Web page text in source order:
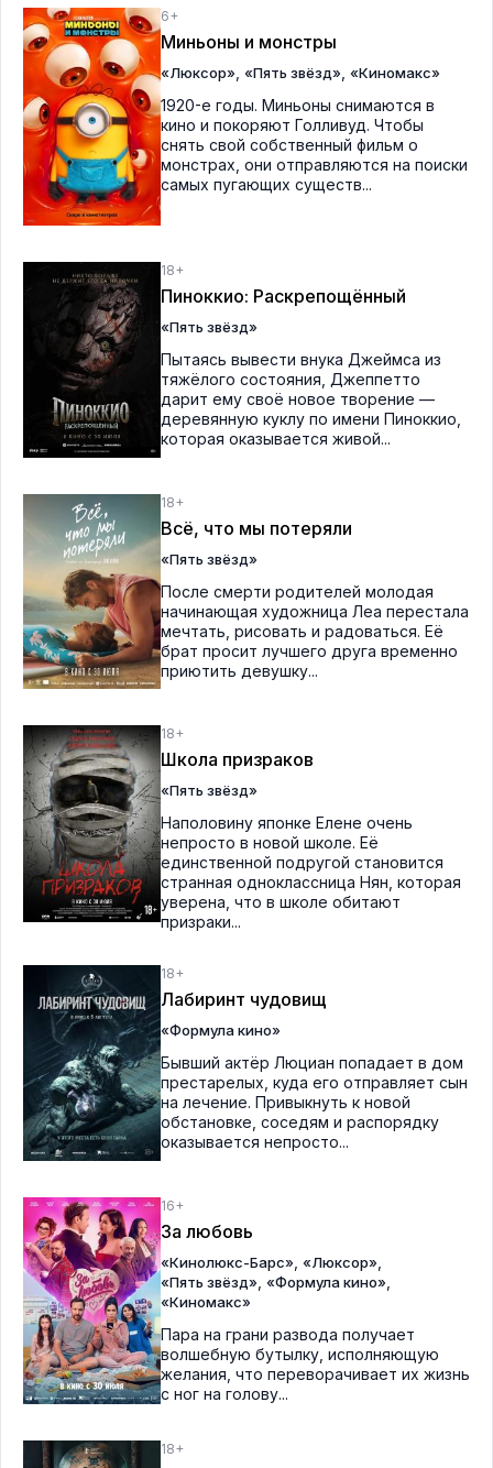
6+
Миньоны и монстры
«Люксор» «Пять звёзд» «Киномакс»
1920-е годы. Миньоны снимаются в
кино и покоряют Голливуд. Чтобы
снять свой собственный фильм о
монстрах, они отправляются на поиски
самых пугающих существ...
18+
Пиноккио: Раскрепощённый
«Пять звёзд»
Пытаясь вывести внука Джеймса из
тяжёлого состояния, Джеппетто
дарит ему своё новое творение —
деревянную куклу по имени Пиноккио,
которая оказывается живой...
18+
Всё, что мы потеряли
«Пять звёзд»
После смерти родителей молодая
начинающая художница Леа перестала
мечтать, рисовать и радоваться. Её
брат просит лучшего друга временно
приютить девушку...
18+
Школа призраков
«Пять звёзд»
Наполовину японке Елене очень
непросто в новой школе. Её
единственной подругой становится
странная одноклассница Нян, которая
уверена, что в школе обитают
призраки...
18+
Лабиринт чудовищ
«Формула кино»
Бывший актёр Люциан попадает в дом
престарелых, куда его отправляет сын
на лечение. Привыкнуть к новой
обстановке, соседям и распорядку
оказывается непросто...
16+
За любовь
«Кинолюкс-Барс» «Люксор»
«Пять звёзд» «Формула кино»
«Киномакс»
Пара на грани развода получает
волшебную бутылку, исполняющую
желания, что переворачивает их жизнь
с ног на голову...
18+